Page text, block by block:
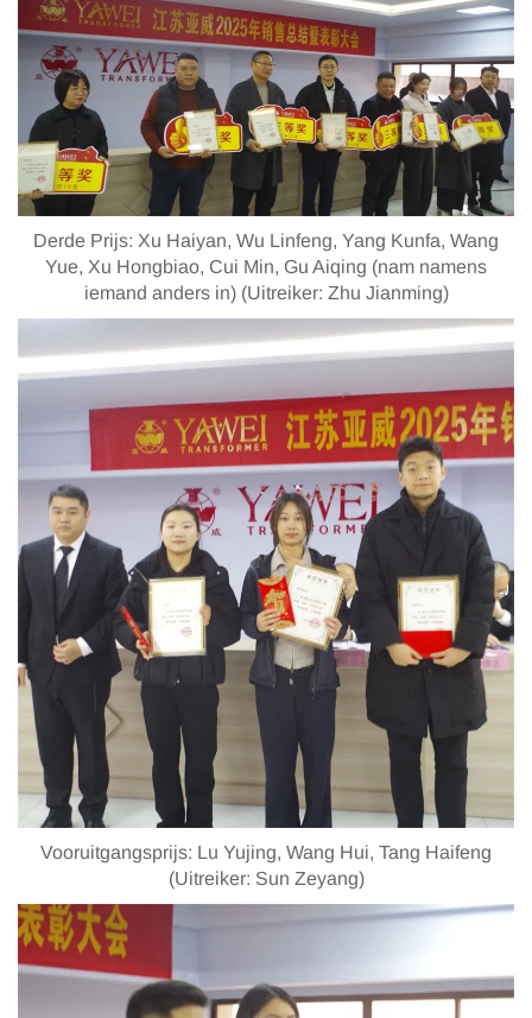
Derde Prijs: Xu Haiyan, Wu Linfeng, Yang Kunfa, Wang
Yue, Xu Hongbiao, Cui Min, Gu Aiqing (nam namens
iemand anders in) (Uitreiker: Zhu Jianming)
Vooruitgangsprijs: Lu Yujing, Wang Hui, Tang Haifeng
(Uitreiker: Sun Zeyang)